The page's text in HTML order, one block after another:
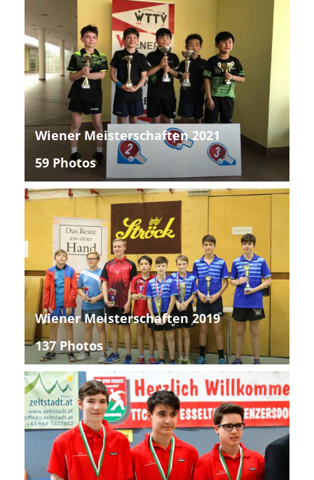
Wiener Meisterschaften 2021
59 Photos
Wiener Meisterschaften 2019
137 Photos